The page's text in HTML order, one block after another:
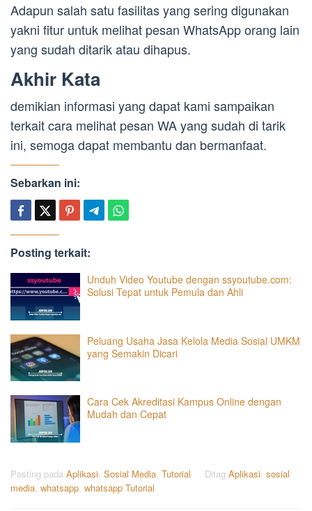
Adapun salah satu fasilitas yang sering digunakan
yakni fitur untuk melihat pesan WhatsApp orang lain
yang sudah ditarik atau dihapus.
Akhir Kata
demikian informasi yang dapat kami sampaikan
terkait cara melihat pesan WA yang sudah di tarik
ini, semoga dapat membantu dan bermanfaat.
Sebarkan ini:
Posting terkait:
Unduh Video Youtube dengan ssyoutube.com:
Solusi Tepat untuk Pemula dan Ahli
Peluang Usaha Jasa Kelola Media Sosial UMKM
yang Semakin Dicari
Cara Cek Akreditasi Kampus Online dengan
Mudah dan Cepat
Posting pada Aplikasi Sosial Media Tutorial Ditag Aplikasi sosial
media whatsapp whatsapp Tutorial